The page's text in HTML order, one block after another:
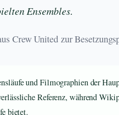
Ensembles.
Crew United zur
und Filmographien der
Referenz, während
bietet.